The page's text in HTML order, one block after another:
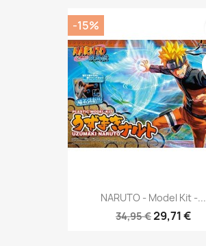
NARUTO - Model Kit -...
34,95 €29,71 €
-15%